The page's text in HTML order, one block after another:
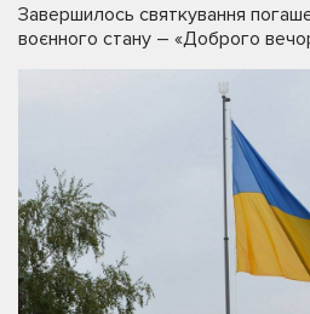
Завершилось святкування
воєнного стану – «Доброго